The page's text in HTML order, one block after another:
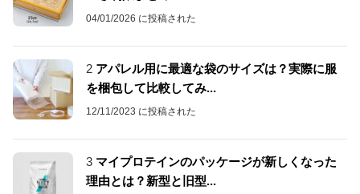
04/01/2026 に投稿された
2 アパレル用に最適な袋のサイズは？実際に服
を梱包して比較してみ...
12/11/2023 に投稿された
3 マイプロテインのパッケージが新しくなった
理由とは？新型と旧型...